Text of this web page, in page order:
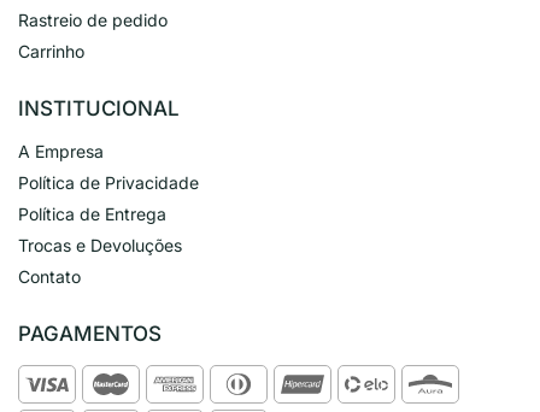
Rastreio de pedido
Carrinho
INSTITUCIONAL
A Empresa
Política de Privacidade
Política de Entrega
Trocas e Devoluções
Contato
PAGAMENTOS